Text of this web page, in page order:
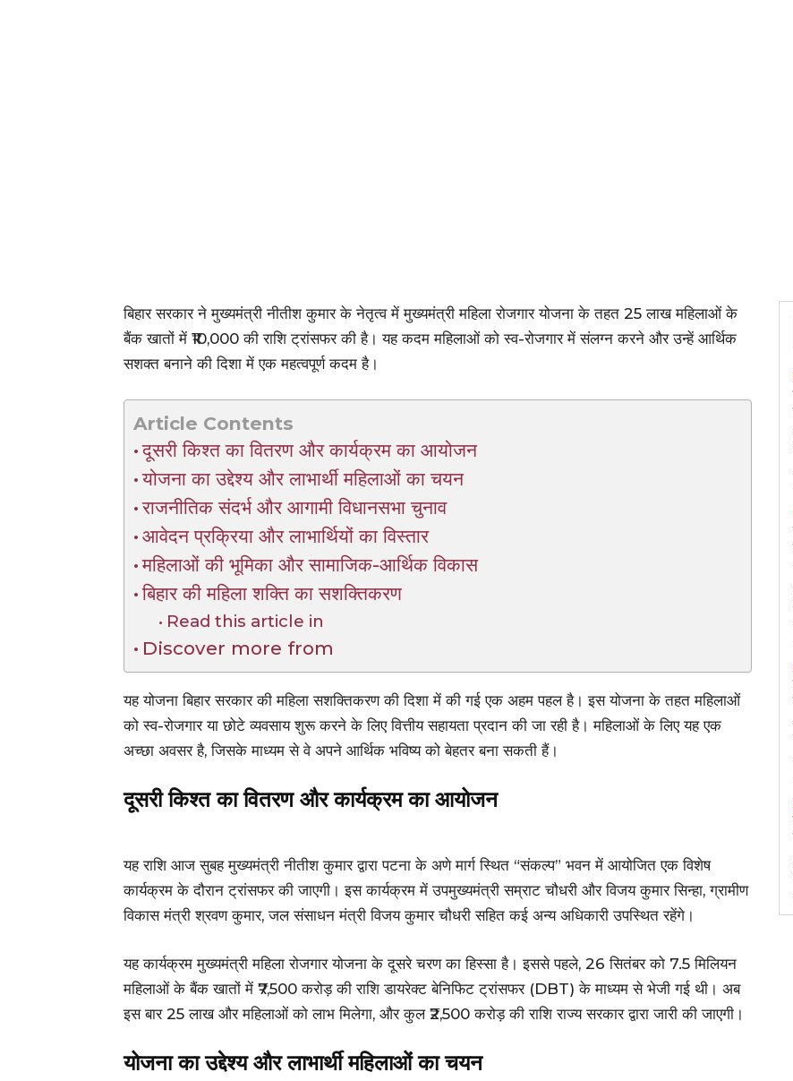
बिहार सरकार ने मुख्यमंत्री नीतीश कुमार के नेतृत्व में मुख्यमंत्री महिला रोजगार योजना के तहत 25 लाख महिलाओं के
बैंक खातों में ₹10,000 की राशि ट्रांसफर की है। यह कदम महिलाओं को स्व-रोजगार में संलग्न करने और उन्हें आर्थिक
सशक्त बनाने की दिशा में एक महत्वपूर्ण कदम है।
Article Contents
दूसरी किश्त का वितरण और कार्यक्रम का आयोजन
योजना का उद्देश्य और लाभार्थी महिलाओं का चयन
राजनीतिक संदर्भ और आगामी विधानसभा चुनाव
आवेदन प्रक्रिया और लाभार्थियों का विस्तार
महिलाओं की भूमिका और सामाजिक-आर्थिक विकास
बिहार की महिला शक्ति का सशक्तिकरण
Read this article in
Discover more from
यह योजना बिहार सरकार की महिला सशक्तिकरण की दिशा में की गई एक अहम पहल है। इस योजना के तहत महिलाओं
को स्व-रोजगार या छोटे व्यवसाय शुरू करने के लिए वित्तीय सहायता प्रदान की जा रही है। महिलाओं के लिए यह एक
अच्छा अवसर है, जिसके माध्यम से वे अपने आर्थिक भविष्य को बेहतर बना सकती हैं।
दूसरी किश्त का वितरण और कार्यक्रम का आयोजन
यह राशि आज सुबह मुख्यमंत्री नीतीश कुमार द्वारा पटना के अणे मार्ग स्थित “संकल्प” भवन में आयोजित एक विशेष
कार्यक्रम के दौरान ट्रांसफर की जाएगी। इस कार्यक्रम में उपमुख्यमंत्री सम्राट चौधरी और विजय कुमार सिन्हा, ग्रामीण
विकास मंत्री श्रवण कुमार, जल संसाधन मंत्री विजय कुमार चौधरी सहित कई अन्य अधिकारी उपस्थित रहेंगे।
यह कार्यक्रम मुख्यमंत्री महिला रोजगार योजना के दूसरे चरण का हिस्सा है। इससे पहले, 26 सितंबर को 7.5 मिलियन
महिलाओं के बैंक खातों में ₹7,500 करोड़ की राशि डायरेक्ट बेनिफिट ट्रांसफर (DBT) के माध्यम से भेजी गई थी। अब
इस बार 25 लाख और महिलाओं को लाभ मिलेगा, और कुल ₹2,500 करोड़ की राशि राज्य सरकार द्वारा जारी की जाएगी।
योजना का उद्देश्य और लाभार्थी महिलाओं का चयन